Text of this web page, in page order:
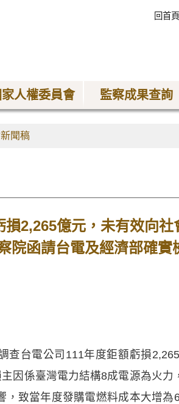
回首頁
家人權委員會 監察成果查詢
聞稿
損2,265億元，未有效向
院函請台電及經濟部確實
查台電公司111年度鉅額虧損
因係臺灣電力結構8成電源為火
，致當年度發購電燃料成本大增